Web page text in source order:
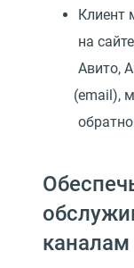
Клиент
на
Авито,
(email),
каналам